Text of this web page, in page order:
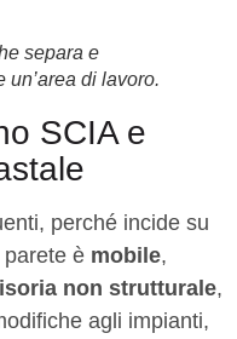
separa e
di lavoro.
SCIA e
perché incide su
è mobile,
non strutturale,
agli impianti,